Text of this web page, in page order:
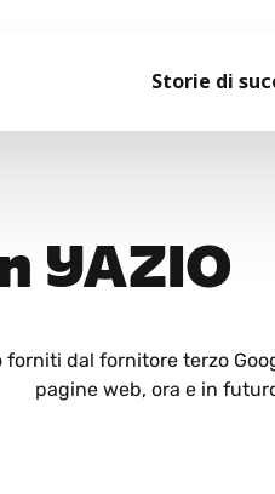
Storie di
YAZIO
dal fornitore terzo
pagine web, ora e in